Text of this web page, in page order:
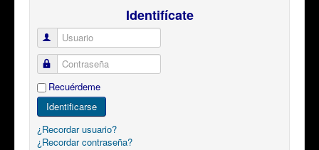
Identifícate
Usuario
Contraseña
Recuérdeme
Identificarse
¿Recordar usuario?
¿Recordar contraseña?